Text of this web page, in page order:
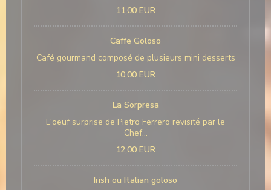
11,00 EUR
Caffe Goloso
Café gourmand composé de plusieurs mini desserts
10,00 EUR
La Sorpresa
L'oeuf surprise de Pietro Ferrero revisité par le
Chef...
12,00 EUR
Irish ou Italian goloso